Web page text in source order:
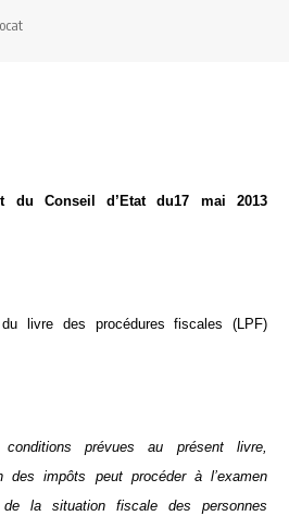
du Conseil d’Etat du17 mai 2013
du livre des procédures fiscales (LPF)
prévues au présent livre,
des impôts peut procéder à l’examen
de la situation fiscale des personnes